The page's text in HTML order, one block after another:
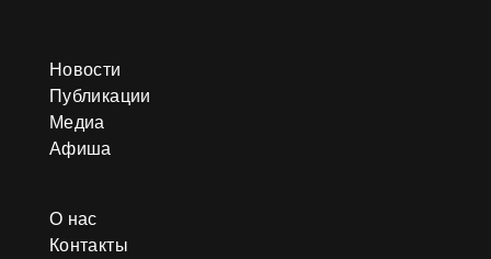
Новости
Публикации
Медиа
Афиша
О нас
Контакты